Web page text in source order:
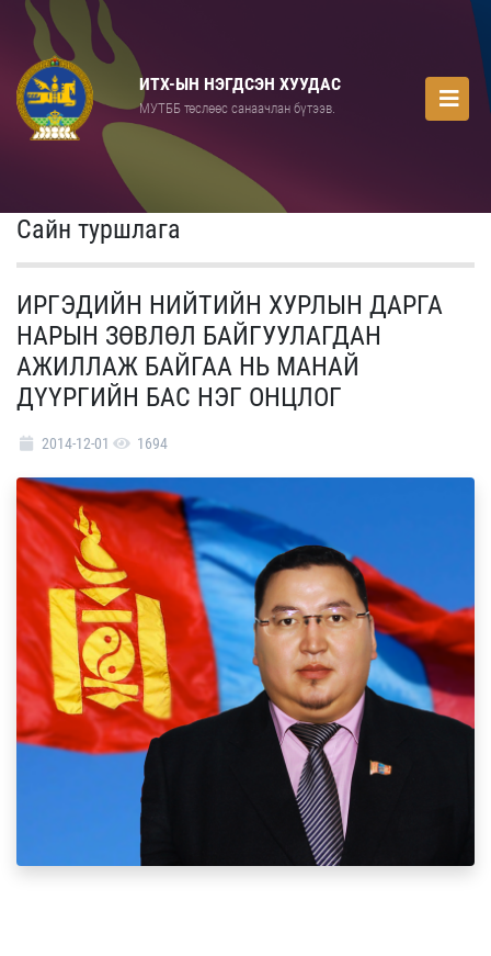
ИТХ-ЫН НЭГДСЭН ХУУДАС
МУТББ төслөөс санаачлан бүтээв.
Сайн туршлага
ИРГЭДИЙН НИЙТИЙН ХУРЛЫН ДАРГА
НАРЫН ЗӨВЛӨЛ БАЙГУУЛАГДАН
АЖИЛЛАЖ БАЙГАА НЬ МАНАЙ
ДҮҮРГИЙН БАС НЭГ ОНЦЛОГ
2014-12-01 1694